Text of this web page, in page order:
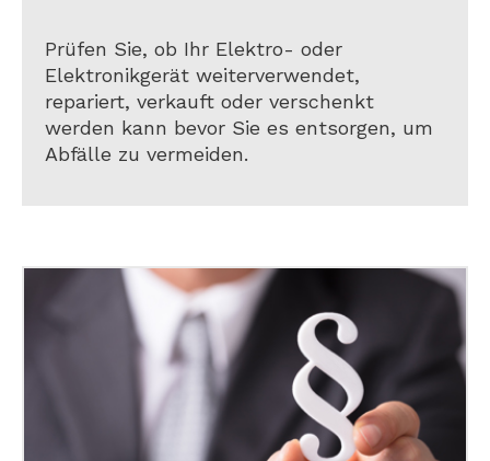
Prüfen Sie, ob Ihr Elektro- oder
Elektronikgerät weiterverwendet,
repariert, verkauft oder verschenkt
werden kann bevor Sie es entsorgen, um
Abfälle zu vermeiden.